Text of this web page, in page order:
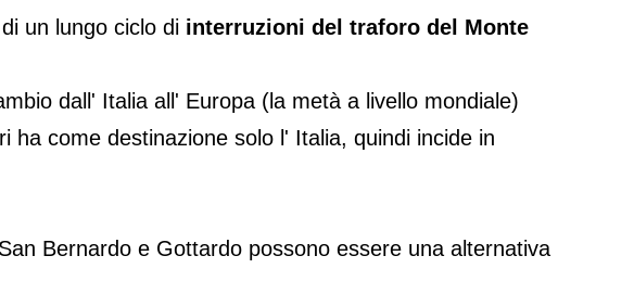
un lungo ciclo di interruzioni del traforo del Monte
dall' Italia all' Europa (la metà a livello mondiale)
come destinazione solo l' Italia, quindi incide in
Bernardo e Gottardo possono essere una alternativa